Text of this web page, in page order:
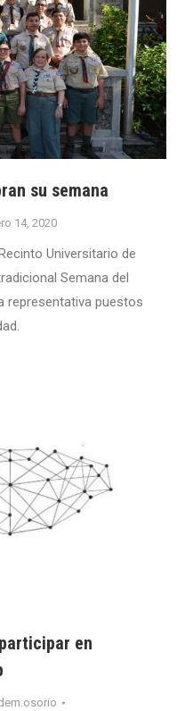
su semana
14, 2020
Universitario de
Semana del
representativa puestos
en